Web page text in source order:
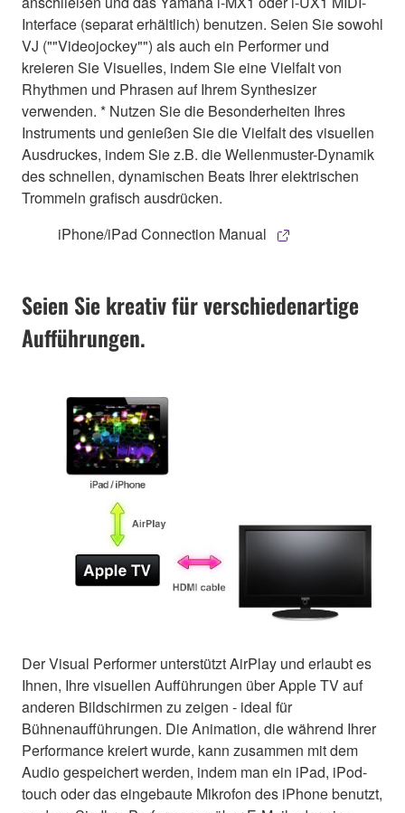
Interface (separat erhältlich) benutzen. Seien Sie sowohl
VJ (""Videojockey"") als auch ein Performer und
kreieren Sie Visuelles, indem Sie eine Vielfalt von
Rhythmen und Phrasen auf Ihrem Synthesizer
verwenden. * Nutzen Sie die Besonderheiten Ihres
Instruments und genießen Sie die Vielfalt des visuellen
Ausdruckes, indem Sie z.B. die Wellenmuster-Dynamik
des schnellen, dynamischen Beats Ihrer elektrischen
Trommeln grafisch ausdrücken.
iPhone/iPad Connection Manual
Seien Sie kreativ für verschiedenartige
Aufführungen.
Der Visual Performer unterstützt AirPlay und erlaubt es
Ihnen, Ihre visuellen Aufführungen über Apple TV auf
anderen Bildschirmen zu zeigen - ideal für
Bühnenaufführungen. Die Animation, die während Ihrer
Performance kreiert wurde, kann zusammen mit dem
Audio gespeichert werden, indem man ein iPad, iPod-
touch oder das eingebaute Mikrofon des iPhone benutzt,